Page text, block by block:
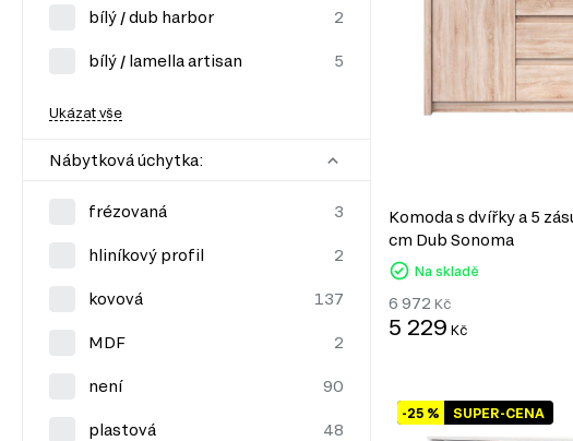
Ukázat vše
bílý / dub harbor
bílý / lamella artisan
Nábytková úchytka:
frézovaná
hliníkový profil
kovová
MDF
není
plastová
Komoda s dvířky a 5
cm Dub Sonoma
Na skladě
6 972 Kč
5 229 Kč
SUPER-CENA
-25 %